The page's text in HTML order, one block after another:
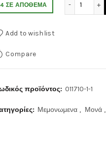
16.00€.
4 ΣΕ ΑΠΌΘΕΜΑ
Add to wishlist
Compare
προϊόντος: 011710-1-1
Μεμονωμενα , Μονά ,